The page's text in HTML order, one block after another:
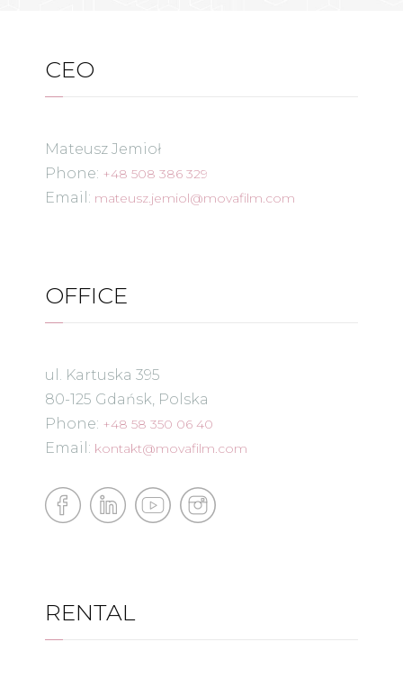
CEO
Mateusz Jemioł
Phone: +48 508 386 329
Email: mateusz.jemiol@movafilm.com
OFFICE
ul. Kartuska 395
80-125 Gdańsk, Polska
Phone: +48 58 350 06 40
Email: kontakt@movafilm.com
RENTAL